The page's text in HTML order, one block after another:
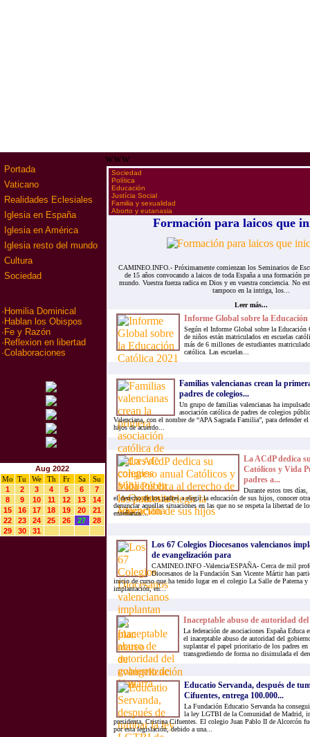
Portada
Vaticano
Realidades Eclesiales
Iglesia en España
Iglesia en América
Iglesia resto del mundo
Cultura
Sociedad
· Homilia Dominical
· Hablan los Obispos
· Fe y Razón
· Reflexion en libertad
·Colaboraciones
Aug 2022
Mo
Tu We Th Fr Sa
Su
1
2 3 4 5 6
7
8
9 10 11 12 13
14
15
16 17 18 19 20
21
22
23 24 25 26 27
28
29
30 31
www
·Sociedad
·Política
·Educación
·Justícia Social
·Familia y sexualidad
·Aborto y eutanasia
Formación para laicos que
CAMINEO.INFO.- Próximamente comienzan los Seminarios de
de 15 años convocando a laicos de toda España a una formación
mundo. Vuestra fuerza radica en Dios y en vuestra conciencia. No
tampoco en la intriga, los...
Leer más...
Informe Global sobre la Educación
Según el Informe Global sobre la
de niños están matriculados en escuelas
más de 6 millones de estudiantes
católica. Las escuelas...
Familias valencianas crean la
padres de colegios...
Un grupo de familias valencianas ha
asociación católica de padres de colegios
Valenciana, con el nombre de “APA Sagrada Familia”, para defender el
hijos de acuerdo...
La ACdP dedica
Católicos y Vida
padres a...
Durante estos tres
el derecho de los padres a elegir la educación de sus hijos, conocer
denunciar aquellas situaciones en las que no se respeta la libertad de
enseñanza....
Los 67 Colegios Diocesanos valencianos
de evangelización para
CAMINEO.INFO -Valencia/ESPAÑA- Cerca de mil
Diocesanos de la Fundación San Vicente Mártir han
inicio de curso que ha tenido lugar en el colegio La Salle de Paterna y
implantación, en...
Inaceptable abuso de autoridad
La federación de asociaciones España
el inaceptable abuso de autoridad del
suplantar el papel prioritario de los padres
transgrediendo de forma no disimulada el
Educatio Servanda, después de
Cifuentes, entrega 100.000...
La Fundación Educatio Servanda ha
la ley LGTBI de la Comunidad de Madrid,
presidenta, Cristina Cifuentes. El colegio Juan Pablo II de Alcorcón
por esta legislación, debido a una...